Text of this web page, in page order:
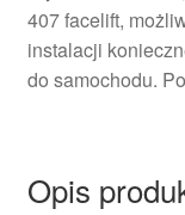
407 facelift,
instalacji
do samochodu.
Opis